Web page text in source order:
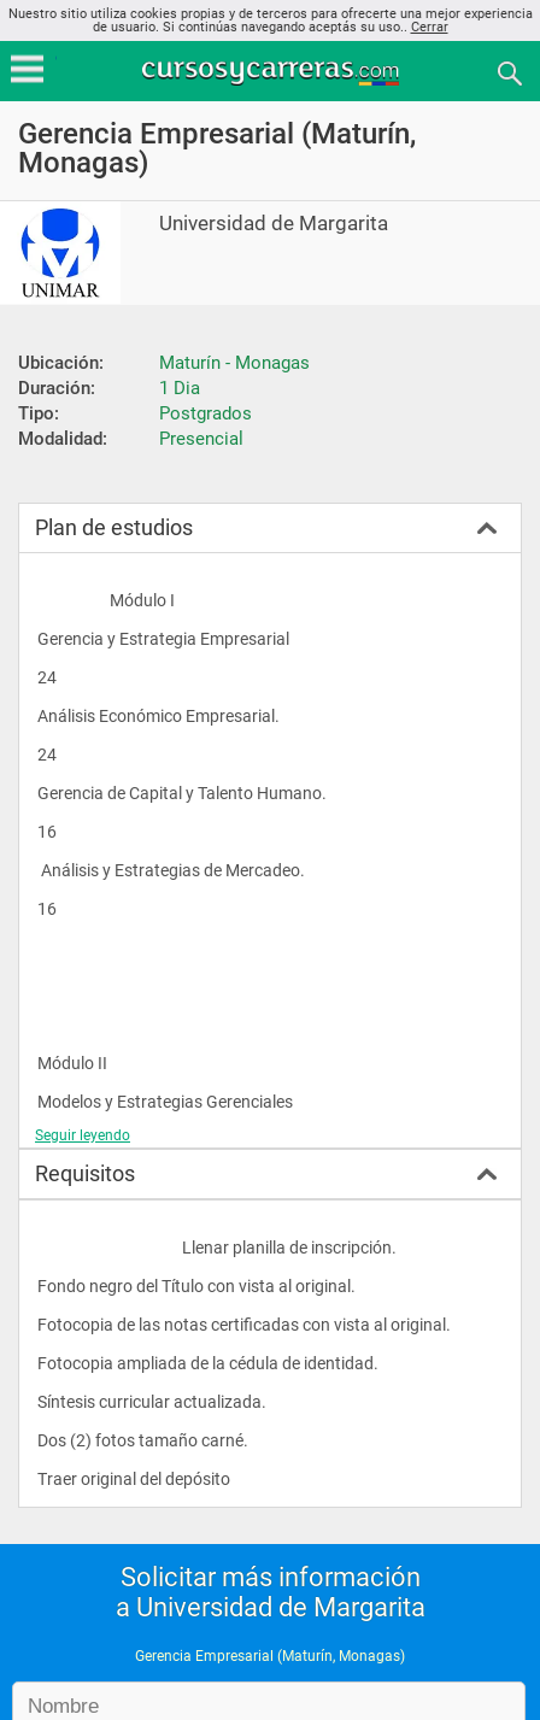
Nuestro sitio utiliza cookies propias y de terceros para ofrecerte una mejor experiencia
de usuario. Si continúas navegando aceptás su uso.. Cerrar
Gerencia Empresarial (Maturín,
Monagas)
Universidad de Margarita
Ubicación:
Maturín - Monagas
Duración:
1 Dia
Tipo:
Postgrados
Modalidad:
Presencial
Plan de estudios
                    Módulo I
Gerencia y Estrategia Empresarial
24
Análisis Económico Empresarial.
24
Gerencia de Capital y Talento Humano.
16
Análisis y Estrategias de Mercadeo.
16
Módulo II
Modelos y Estrategias Gerenciales
24
Finanzas Gerenciales.
Técnicas y Herramientas de Negociación
16
Sistemas de Información en los Negocios.
Seguir leyendo
Requisitos
					Llenar planilla de inscripción.
Fondo negro del Título con vista al original.
Fotocopia de las notas certificadas con vista al original.
Fotocopia ampliada de la cédula de identidad.
Síntesis curricular actualizada.
Dos (2) fotos tamaño carné.
Traer original del depósito
Solicitar más información
a Universidad de Margarita
Gerencia Empresarial (Maturín, Monagas)